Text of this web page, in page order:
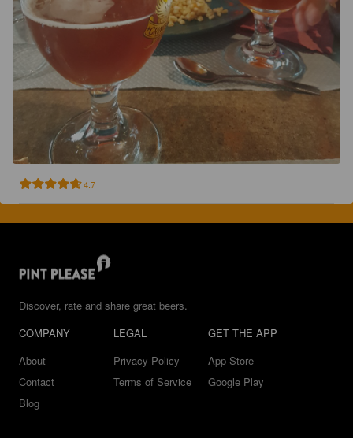
4.7
Discover, rate and share great beers.
COMPANY
About
Contact
Blog
LEGAL
Privacy Policy
Terms of Service
GET THE APP
App Store
Google Play